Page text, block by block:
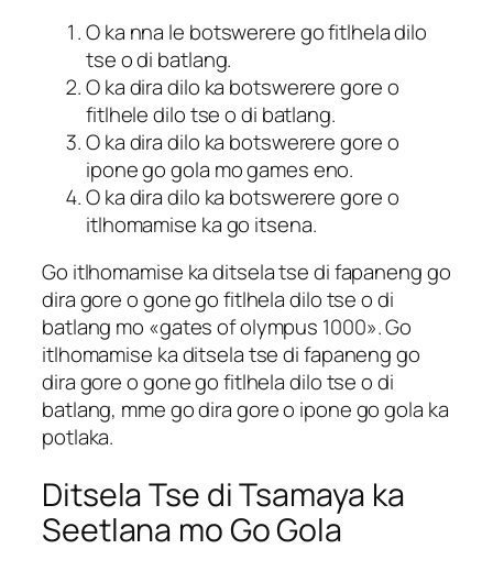
O ka nna le botswerere go fitlhela dilo
tse o di batlang.
O ka dira dilo ka botswerere gore o
fitlhele dilo tse o di batlang.
O ka dira dilo ka botswerere gore o
ipone go gola mo games eno.
O ka dira dilo ka botswerere gore o
itlhomamise ka go itsena.
Go itlhomamise ka ditsela tse di fapaneng go
dira gore o gone go fitlhela dilo tse o di
batlang mo «gates of olympus 1000». Go
itlhomamise ka ditsela tse di fapaneng go
dira gore o gone go fitlhela dilo tse o di
batlang, mme go dira gore o ipone go gola ka
potlaka.
Ditsela Tse di Tsamaya ka
Seetlana mo Go Gola